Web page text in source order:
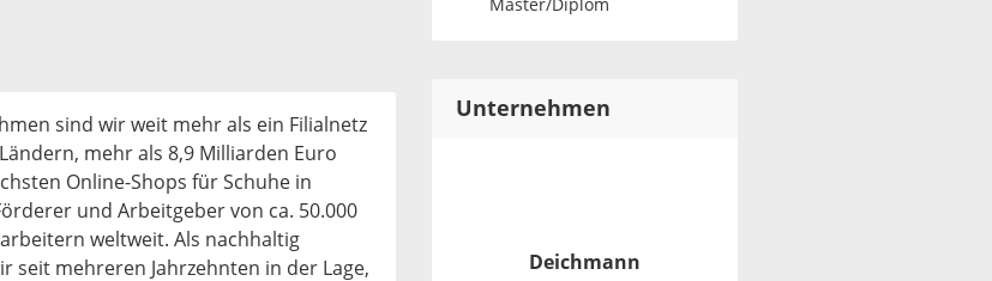
sind wir weit mehr als ein Filialnetz
mehr als 8,9 Milliarden Euro
Online-Shops für Schuhe in
und Arbeitgeber von ca. 50.000
weltweit. Als nachhaltig
seit mehreren Jahrzehnten in der Lage,
Master/Diplom
Unternehmen
Deichmann